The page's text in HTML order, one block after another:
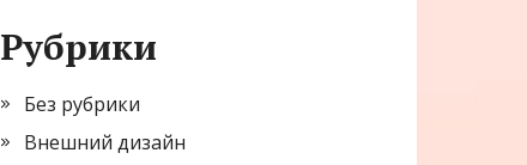
Рубрики
Без рубрики
Внешний дизайн